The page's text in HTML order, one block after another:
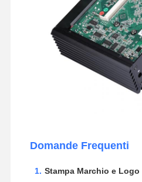
Domande Frequenti
Stampa Marchio e Logo